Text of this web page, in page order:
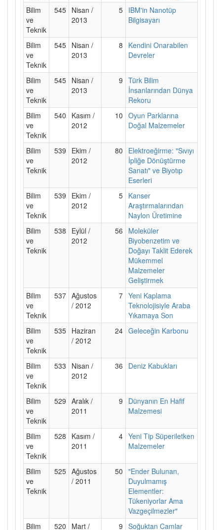
Bilim
ve
Teknik
545 Nisan /
2013
5 IBM'in Nanotüp
Bilgisayarı
Bilim
ve
Teknik
545 Nisan /
2013
8
Kendini Onarabilen
Devreler
Bilim
ve
Teknik
545 Nisan /
2013
9 Türk Bilim
İnsanlarından Dünya
Rekoru
Bilim
ve
Teknik
540
Kasım /
2012
10 Oyun Parklarına
Doğal Malzemeler
Bilim
ve
Teknik
539
Ekim /
2012
80
Elektroeğirme: "Sıvıyı
İpliğe Dönüştürme
Sanatı" ve Biyotıp
Eserleri
Bilim
ve
Teknik
539
Ekim /
2012
5 Kanser
Araştırmalarından
Naylon Üretimine
Bilim
ve
Teknik
538
Eylül /
2012
56
Moleküler
Biyobenzetim ve
Doğayı Taklit Ederek
Mükemmel
Malzemeler
Geliştirmek
Bilim
ve
Teknik
537 Ağustos
/ 2012
7 Yeni Kaplama
Teknolojisiyle Araba
Yıkamaya Son
Bilim
ve
Teknik
535 Haziran
/ 2012
24 Geleceğin Karbonu
Bilim
ve
Teknik
533
Nisan /
2012
36 Deniz Kabukları
Bilim
ve
Teknik
529 Aralık /
2011
9
Dünyanın En Hafif
Malzemesi
Bilim
ve
Teknik
528
Kasım /
2011
4 Yeni Tip Süperiletken
Malzemeler
Bilim
ve
Teknik
525 Ağustos
/ 2011
50 "Ender Bulunan,
Duyulmamış
Elementler:
Tükeniyorlar Ama
Vazgeçilmezler"
Bilim
520
Mart /
9 Soğuktan Camlar